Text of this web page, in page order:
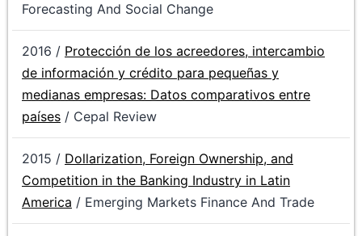
Forecasting And Social Change
2016 / Protección de los acreedores, intercambio
de información y crédito para pequeñas y
medianas empresas: Datos comparativos entre
países / Cepal Review
2015 / Dollarization, Foreign Ownership, and
Competition in the Banking Industry in Latin
America / Emerging Markets Finance And Trade